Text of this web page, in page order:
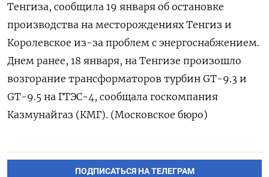
Тенгиза, сообщила 19 января ‌об остановке
производства на месторождениях Тенгиз и
Королевское из-за проблем с энергоснабжением.
Днем ранее, 18 января, на ‍Тенгизе ‍произошло
возгорание трансформаторов турбин GT-9.3 ‍и
GT-9.5 на ГТЭС-4, ⁠сообщала госкомпания
Казмунайгаз (КМГ). (Московское бюро)
ПОДПИСАТЬСЯ НА ТЕЛЕГРАМ